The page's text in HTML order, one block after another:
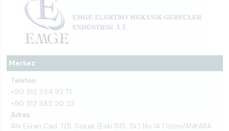
Merkez
Telefon
+90 312 354 92 71
+90 312 385 20 23
Adres
Ahi Evran Cad. 1211. Sokak (Eski 815. Sk) No:14 Ostim/ANKARA